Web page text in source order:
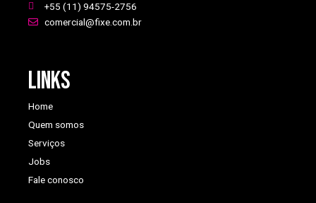
+55 (11) 94575-2756
comercial@fixe.com.br
Links
Home
Quem somos
Serviços
Jobs
Fale conosco